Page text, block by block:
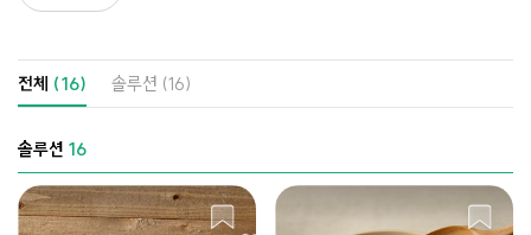
전체 (16) 솔루션 (16)
솔루션 16